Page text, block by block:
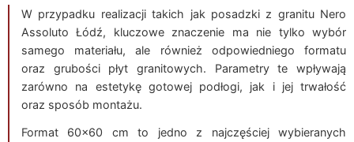
W przypadku realizacji takich jak posadzki z granitu Nero
Assoluto Łódź, kluczowe znaczenie ma nie tylko wybór
samego materiału, ale również odpowiedniego formatu
oraz grubości płyt granitowych. Parametry te wpływają
zarówno na estetykę gotowej podłogi, jak i jej trwałość
oraz sposób montażu.
Format 60×60 cm to jedno z najczęściej wybieranych